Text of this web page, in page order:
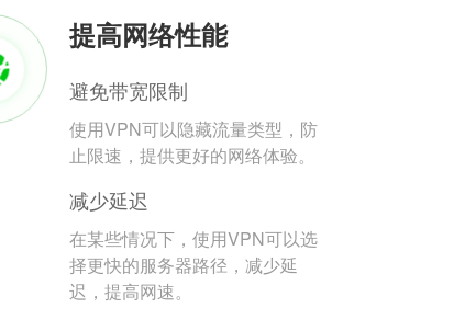
提高网络性能
避免带宽限制
使用VPN可以隐藏流量类型，防
止限速，提供更好的网络体验。
减少延迟
在某些情况下，使用VPN可以选
择更快的服务器路径，减少延
迟，提高网速。